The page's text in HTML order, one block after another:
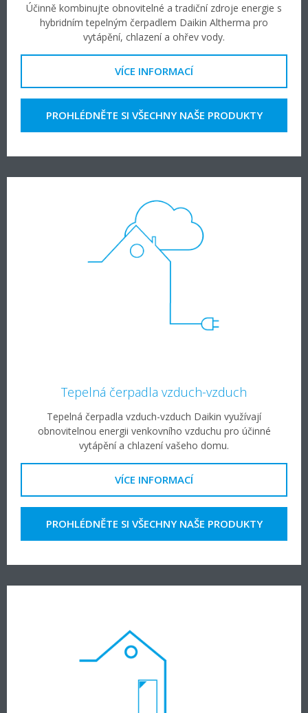
Účinně kombinujte obnovitelné a tradiční zdroje energie s
hybridním tepelným čerpadlem Daikin Altherma pro
vytápění, chlazení a ohřev vody.
VÍCE INFORMACÍ
PROHLÉDNĚTE SI VŠECHNY NAŠE PRODUKTY
Tepelná čerpadla vzduch-vzduch
Tepelná čerpadla vzduch-vzduch Daikin využívají
obnovitelnou energii venkovního vzduchu pro účinné
vytápění a chlazení vašeho domu.
VÍCE INFORMACÍ
PROHLÉDNĚTE SI VŠECHNY NAŠE PRODUKTY